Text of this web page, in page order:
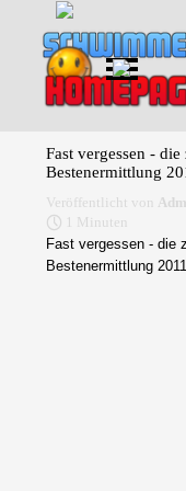
Direkt zum Seiteninhalt
Menü
Fast vergessen -
Bestenermittlung
Veröffentlicht von
1 Minuten
Fast vergessen - die
Bestenermittlung